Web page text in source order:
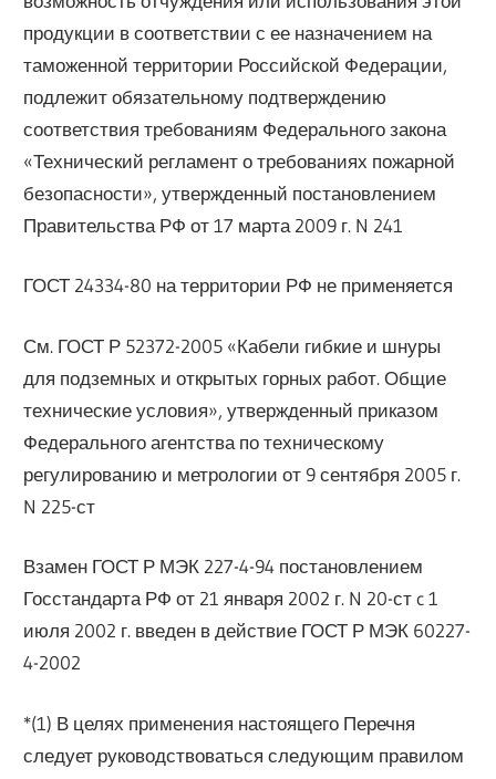
продукции в соответствии с ее назначением на
таможенной территории Российской Федерации,
подлежит обязательному подтверждению
соответствия требованиям Федерального закона
«Технический регламент о требованиях пожарной
безопасности», утвержденный постановлением
Правительства РФ от 17 марта 2009 г. N 241
ГОСТ 24334-80 на территории РФ не применяется
См. ГОСТ Р 52372-2005 «Кабели гибкие и шнуры
для подземных и открытых горных работ. Общие
технические условия», утвержденный приказом
Федерального агентства по техническому
регулированию и метрологии от 9 сентября 2005 г.
N 225-ст
Взамен ГОСТ Р МЭК 227-4-94 постановлением
Госстандарта РФ от 21 января 2002 г. N 20-ст c 1
июля 2002 г. введен в действие ГОСТ Р МЭК 60227-
4-2002
*(1) В целях применения настоящего Перечня
следует руководствоваться следующим правилом